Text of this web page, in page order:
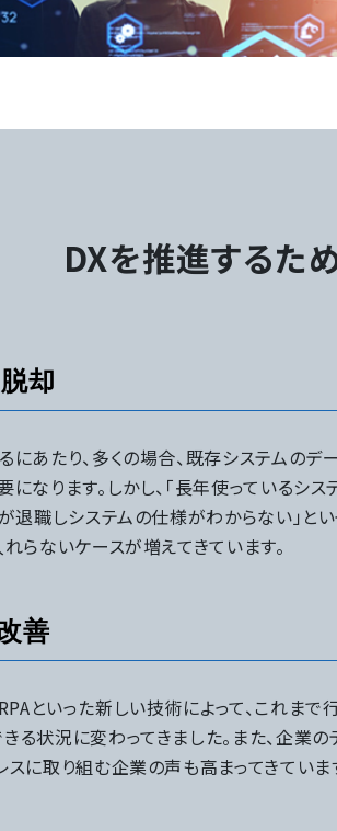
DXを推進するた
却
あたり、多くの場合、既存システムのデ
なります。しかし、「長年使っているシス
退職しシステムの仕様がわからない」と
らないケースが増えてきています。
善
といった新しい技術によって、これまで
状況に変わってきました。また、企業の
に取り組む企業の声も高まってきていま